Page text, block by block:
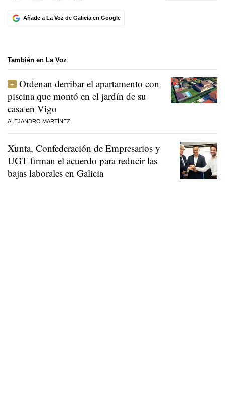
Añade a La Voz de Galicia en Google
También en La Voz
Ordenan derribar el apartamento con
piscina que montó en el jardín de su
casa en Vigo
ALEJANDRO MARTÍNEZ
Xunta, Confederación de Empresarios y
UGT firman el acuerdo para reducir las
bajas laborales en Galicia